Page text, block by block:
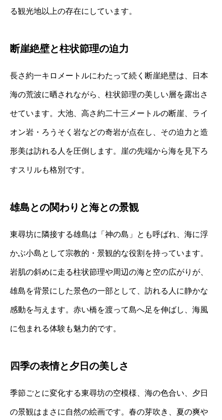
る観光地以上の存在にしています。
断崖絶壁と柱状節理の迫力
長さ約一キロメートルにわたって続く断崖絶壁は、日本
海の荒波に晒されながら、柱状節理の美しい層を露出さ
せています。大池、高さ約二十三メートルの断崖、ライ
オン岩・ろうそく岩などの奇岩が点在し、その迫力と造
形美は訪れる人を圧倒します。崖の先端から海を見下ろ
すスリルも格別です。
雄島との関わりと海との景観
東尋坊に隣接する雄島は「神の島」とも呼ばれ、海に浮
かぶ小島として宗教的・景観的な役割を持っています。
岩肌の斜めに走る柱状節理や周辺の海と空の広がりが、
雄島を背景にした景色の一部として、訪れる人に静かな
感動を与えます。赤い橋を渡って島へ足を伸ばし、海風
に包まれる体験も魅力的です。
四季の表情と夕日の美しさ
季節ごとに変化する東尋坊の空模様、海の色合い、夕日
の景観はまさに自然の絵画です。春の芽吹き、夏の爽や